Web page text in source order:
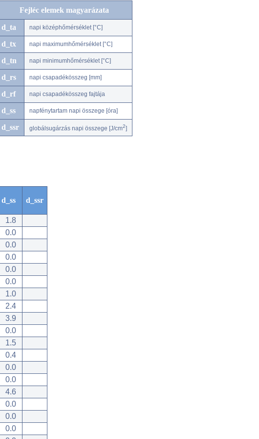
Fejléc elemek magyarázata
d_ta napi középhőmérséklet [°C]
d_tx napi maximumhőmérséklet [°C]
d_tn napi minimumhőmérséklet [°C]
d_rs napi csapadékösszeg [mm]
d_rf napi csapadékösszeg fajtája
d_ss napfénytartam napi összege [óra]
d_ssr globálsugárzás napi összege [J/cm2]
d_ss d_ssr
1.8
0.0
0.0
0.0
0.0
0.0
1.0
2.4
3.9
0.0
1.5
0.4
0.0
0.0
4.6
0.0
0.0
0.0